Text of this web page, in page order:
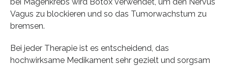
Vagus zu blockieren und so das Tumorwachstum zu
bremsen.
Bei jeder Therapie ist es entscheidend, das
hochwirksame Medikament sehr gezielt und sorgsam